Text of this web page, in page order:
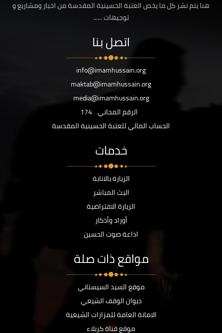
هنا يتم نشر كل ما يخص العتبة الحسينية المقدسة من اخبار ومشاريع و
توجيهات ......
اتصل بنا
info@imamhussain.org
maktab@imamhussain.org
media@imamhussain.org
الرقم المجاني 174
الحساب المالي للعتبة الحسينية المقدسة
خدمات
الزيارة بالانابة
البث المباشر
الزيارة الافتراضية
أوراد وأذكار
اذاعة صوت الحسين
مواقع ذات صلة
موقع السيد السيستاني
ديوان الوقف الشيعي
الامانة العامة للمزارات الشيعية
موقع قناة كربلاء